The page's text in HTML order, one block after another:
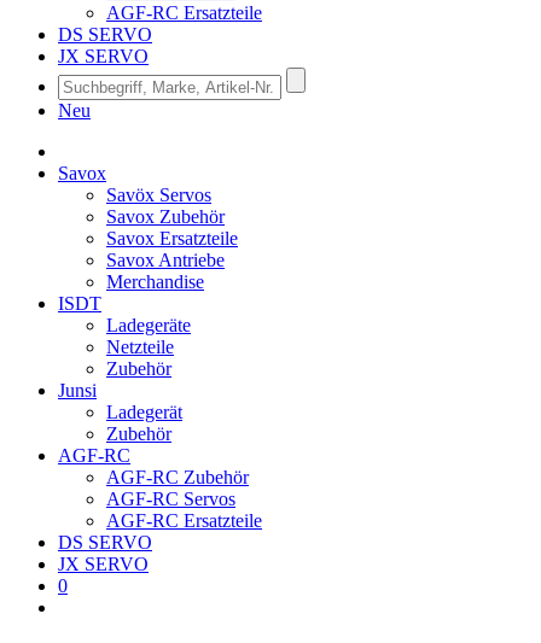
AGF-RC Ersatzteile
DS SERVO
JX SERVO
Neu
Savox
Savöx Servos
Savox Zubehör
Savox Ersatzteile
Savox Antriebe
Merchandise
ISDT
Ladegeräte
Netzteile
Zubehör
Junsi
Ladegerät
Zubehör
AGF-RC
AGF-RC Zubehör
AGF-RC Servos
AGF-RC Ersatzteile
DS SERVO
JX SERVO
0